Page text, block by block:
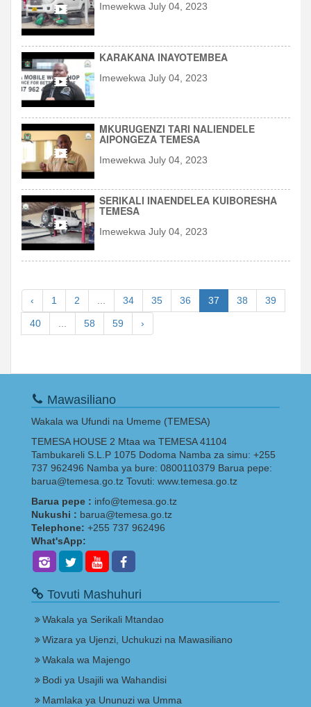
Imewekwa July 04, 2023
KARAKANA INAYOTEMBEA
Imewekwa July 04, 2023
MKURUGENZI TARI NALIENDELE
AIPONGEZA TEMESA
Imewekwa July 04, 2023
SERIKALI INAENDELEA KUIBORESHA
TEMESA
Imewekwa July 04, 2023
‹ 1 2 ... 34 35 36 37 38 39
40 ... 58 59 ›
Mawasiliano
Wakala wa Ufundi na Umeme (TEMESA)
TEMESA HOUSE 2 Mtaa wa TEMESA 41104
Tambukareli S.L.P 1075 Dodoma Namba za simu: +255
737 962496 Namba ya bure: 0800110379 Barua pepe:
barua@temesa.go.tz Tovuti: www.temesa.go.tz
Barua pepe : info@temesa.go.tz
Nukushi : barua@temesa.go.tz
Telephone: +255 737 962496
What'sApp:
Tovuti Mashuhuri
Wakala ya Serikali Mtandao
Wizara ya Ujenzi, Uchukuzi na Mawasiliano
Wakala wa Majengo
Bodi ya Usajili wa Wahandisi
Mamlaka ya Ununuzi wa Umma